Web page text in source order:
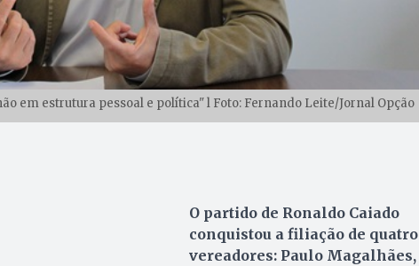
em estrutura pessoal e política" l Foto: Fernando Leite/Jornal Opção
O partido de Ronaldo Caiado
conquistou a filiação de quatro
vereadores: Paulo Magalhães,